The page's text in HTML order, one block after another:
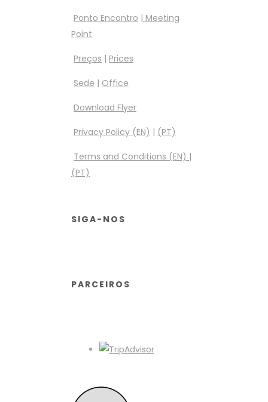
Ponto Encontro | Meeting
Point
Preços | Prices
Sede | Office
Download Flyer
Privacy Policy (EN) | (PT)
Terms and Conditions (EN) |
(PT)
SIGA-NOS
PARCEIROS